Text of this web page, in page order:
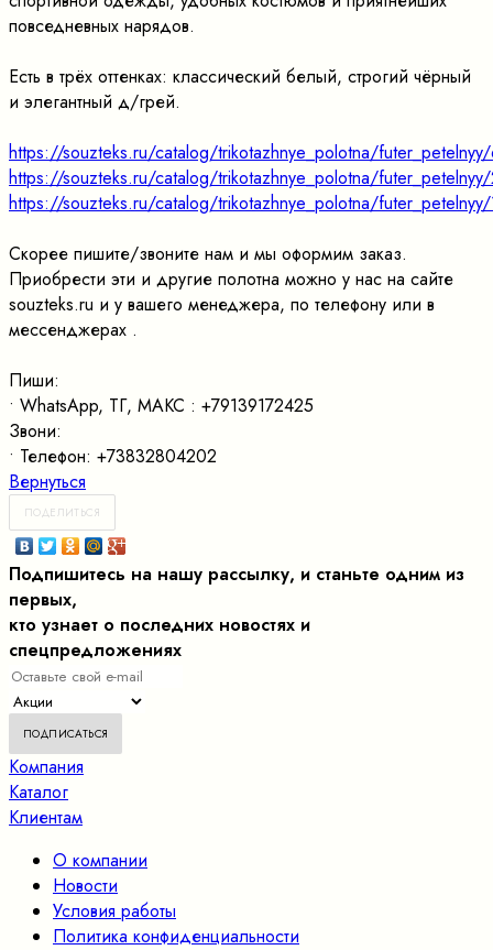
повседневных нарядов.
Есть в трёх оттенках: классический белый, строгий чёрный
и элегантный д/грей.
https://souzteks.ru/catalog/trikotazhnye_polotna/
https://souzteks.ru/catalog/trikotazhnye_polotna/
https://souzteks.ru/catalog/trikotazhnye_polotna/
Скорее пишите/звоните нам и мы оформим заказ.
Приобрести эти и другие полотна можно у нас на сайте
souzteks.ru и у вашего менеджера, по телефону или в
мессенджерах .
Пиши:
• WhatsApp, ТГ, МАКС : +79139172425
Звони:
• Телефон: +73832804202
Вернуться
ПОДЕЛИТЬСЯ
Подпишитесь на нашу рассылку, и станьте одним из
первых,
кто узнает о последних новостях и
спецпредложениях
Компания
Каталог
Клиентам
О компании
Новости
Условия работы
Политика конфиденциальности